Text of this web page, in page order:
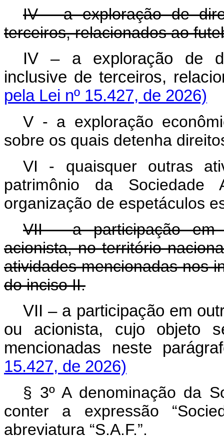
IV - a exploração de
terceiros, relacionados ao
IV – a exploração de
inclusive de terceiros,
pela Lei nº 15.427, de 2026)
V - a exploração
sobre os quais detenha
VI - quaisquer outras
patrimônio da
organização de espetáculos
VII - a participação em
acionista, no território
atividades mencionadas nos
do inciso II.
VII – a participação em
ou acionista, cujo objeto
mencionadas neste
15.427, de 2026)
§ 3º A denominação da
conter a expressão
abreviatura “S.A.F.”.